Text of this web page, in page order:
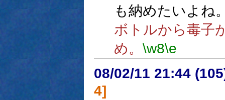
も納めたいよね
ボトルから毒子
め。 \w8\e
08/02/11 21:44
4]